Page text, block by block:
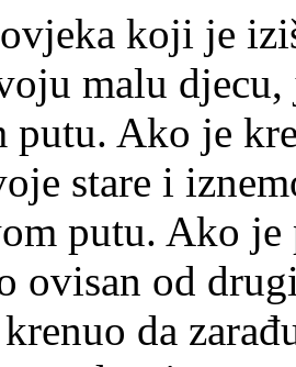
koji je
malu
putu. Ako je
stare i
putu. Ako je
ovisan od
da